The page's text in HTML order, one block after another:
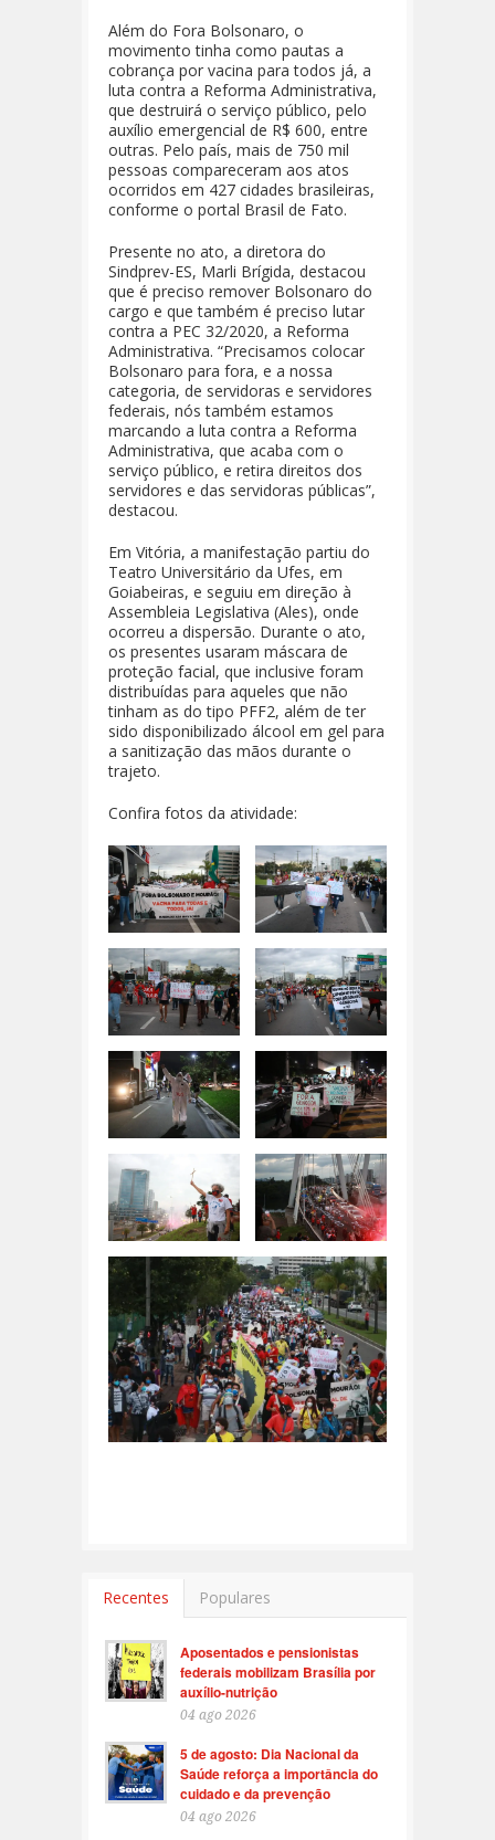
Além do Fora Bolsonaro, o
movimento tinha como pautas a
cobrança por vacina para todos já, a
luta contra a Reforma Administrativa,
que destruirá o serviço público, pelo
auxílio emergencial de R$ 600, entre
outras. Pelo país, mais de 750 mil
pessoas compareceram aos atos
ocorridos em 427 cidades brasileiras,
conforme o portal Brasil de Fato.
Presente no ato, a diretora do
Sindprev-ES, Marli Brígida, destacou
que é preciso remover Bolsonaro do
cargo e que também é preciso lutar
contra a PEC 32/2020, a Reforma
Administrativa. “Precisamos colocar
Bolsonaro para fora, e a nossa
categoria, de servidoras e servidores
federais, nós também estamos
marcando a luta contra a Reforma
Administrativa, que acaba com o
serviço público, e retira direitos dos
servidores e das servidoras públicas”,
destacou.
Em Vitória, a manifestação partiu do
Teatro Universitário da Ufes, em
Goiabeiras, e seguiu em direção à
Assembleia Legislativa (Ales), onde
ocorreu a dispersão. Durante o ato,
os presentes usaram máscara de
proteção facial, que inclusive foram
distribuídas para aqueles que não
tinham as do tipo PFF2, além de ter
sido disponibilizado álcool em gel para
a sanitização das mãos durante o
trajeto.
Confira fotos da atividade:
Recentes Populares
Aposentados e pensionistas
federais mobilizam Brasília por
auxílio-nutrição
04 ago 2026
5 de agosto: Dia Nacional da
Saúde reforça a importância do
cuidado e da prevenção
04 ago 2026